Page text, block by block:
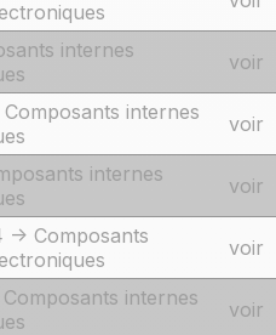
internes
voir
internes
voir
internes
voir
-> Composants
voir
internes
voir